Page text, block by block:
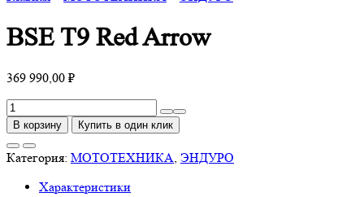
BSE T9 Red Arrow
369 990,00 ₽
Количество
товара
T9
Arrow
В корзину Купить в один клик
Категория: МОТОТЕХНИКА, ЭНДУРО
Характеристики